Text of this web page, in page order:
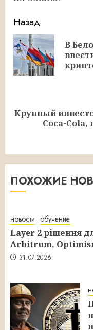
Продолжить
чтение
Назад
В
Следующая
Крупный
Coca-Cola,
ПОХОЖИЕ
новости обучение
Layer 2 рішення
Arbitrum,
31.07.2026